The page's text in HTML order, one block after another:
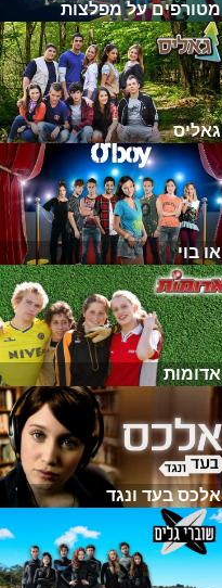
מטורפים על מפלצות
גאליס
או בוי
אדומות
אלכס בעד ונגד